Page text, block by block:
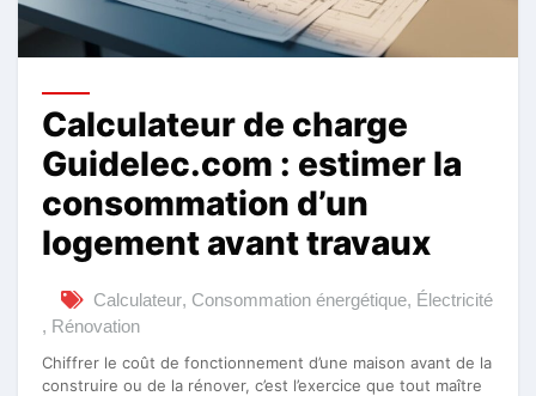
Calculateur de charge
Guidelec.com : estimer la
consommation d’un
logement avant travaux
Calculateur, Consommation énergétique, Électricité
, Rénovation
Chiffrer le coût de fonctionnement d’une maison avant de la
construire ou de la rénover, c’est l’exercice que tout maître